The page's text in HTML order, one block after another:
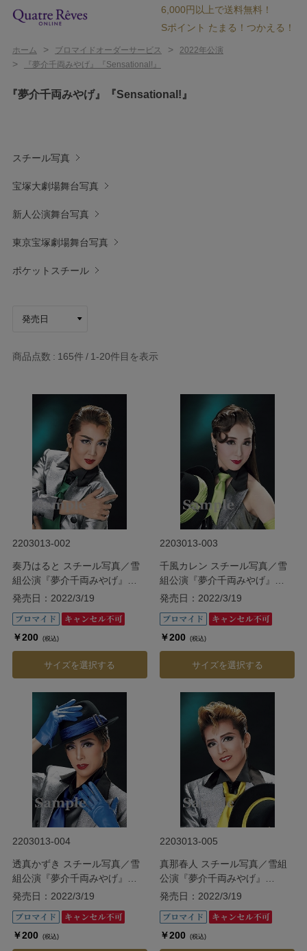
6,000円以上で送料無料！
Sポイント たまる！つかえる！
ホーム > ブロマイドオーダーサービス > 2022年公演
> 『夢介千両みやげ』『Sensational!』
『夢介千両みやげ』『Sensational!』
スチール写真
宝塚大劇場舞台写真
新人公演舞台写真
東京宝塚劇場舞台写真
ポケットスチール
商品点数 165件 1-20件目を表示
2203013-002
奏乃はると スチール写真／雪
組公演『夢介千両みやげ』
『Sensational!』
発売日：2022/3/19
￥200 (税込)
サイズを選択する
2203013-003
千風カレン スチール写真／雪
組公演『夢介千両みやげ』
『Sensational!』
発売日：2022/3/19
￥200 (税込)
サイズを選択する
2203013-004
透真かずき スチール写真／雪
組公演『夢介千両みやげ』
『Sensational!』
発売日：2022/3/19
￥200 (税込)
2203013-005
真那春人 スチール写真／雪組
公演『夢介千両みやげ』
『Sensational!』
発売日：2022/3/19
￥200 (税込)